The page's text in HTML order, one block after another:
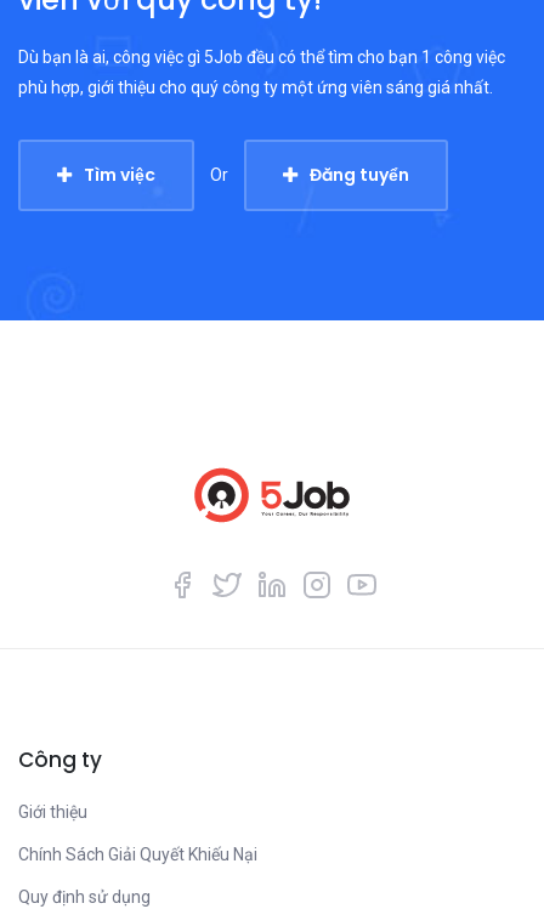
Dù bạn là ai, công việc gì 5Job đều có thể tìm cho bạn 1 công việc
phù hợp, giới thiệu cho quý công ty một ứng viên sáng giá nhất.
Tìm việc Or Đăng tuyển
Công ty
Giới thiệu
Chính Sách Giải Quyết Khiếu Nại
Quy định sử dụng